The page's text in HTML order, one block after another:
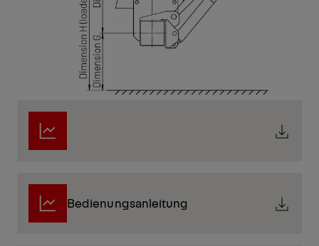
Bedienungsanleitung